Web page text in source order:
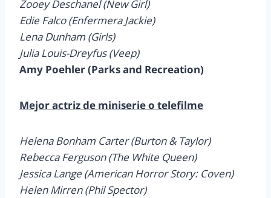
Zooey Deschanel (New Girl)
Edie Falco (Enfermera Jackie)
Lena Dunham (Girls)
Julia Louis-Dreyfus (Veep)
Amy Poehler (Parks and Recreation)
Mejor actriz de miniserie o telefilme
Helena Bonham Carter (Burton & Taylor)
Rebecca Ferguson (The White Queen)
Jessica Lange (American Horror Story: Coven)
Helen Mirren (Phil Spector)